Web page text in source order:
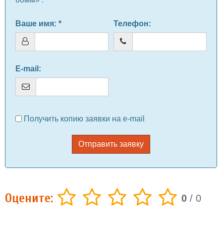
Ваше имя: * Телефон:
E-mail :
Получить копию заявки на e-mail
Отправить заявку
Оцените: 0 / 0